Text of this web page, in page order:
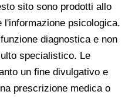
sito sono prodotti allo
psicologica.
diagnostica e non
specialistico. Le
un fine divulgativo e
prescrizione medica o